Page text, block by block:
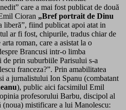
care a mai fost publicat de două
Cioran „Bref portrait de Dinu
liberă”, fiind publicat apoi atat in
ar fi fost, chipurile, tradus chiar de
roman, care a asistat la o
Brancusi intr-o limba
prin suburbiile Parisului s-a
franceza?”. Prin amabilitatea
a jurnalistului Ion Spanu (combatant
), public aici facsimilul Emil
profesorului Barbu, discipol al
(noua) mistificare a lui Manolescu: